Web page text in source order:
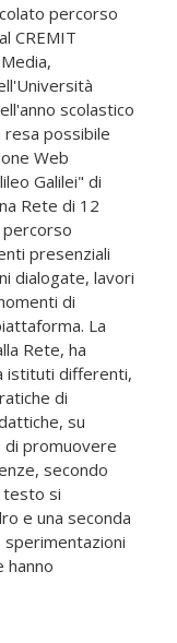
percorso
CREMIT
scolastico
possibile
Web
Galilei" di
Rete di 12
percorso
presenziali
dialogate, lavori
di
La
Rete, ha
istituti differenti,
di
su
promuovere
secondo
testo si
e una seconda
hanno